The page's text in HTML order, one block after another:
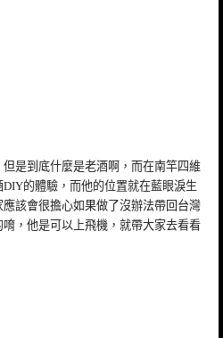
是到底什麼是老酒啊，而在南竿四維
DIY的體驗，而他的位置就在藍眼淚生
該會很擔心如果做了沒辦法帶回台灣
，他是可以上飛機，就帶大家去看看